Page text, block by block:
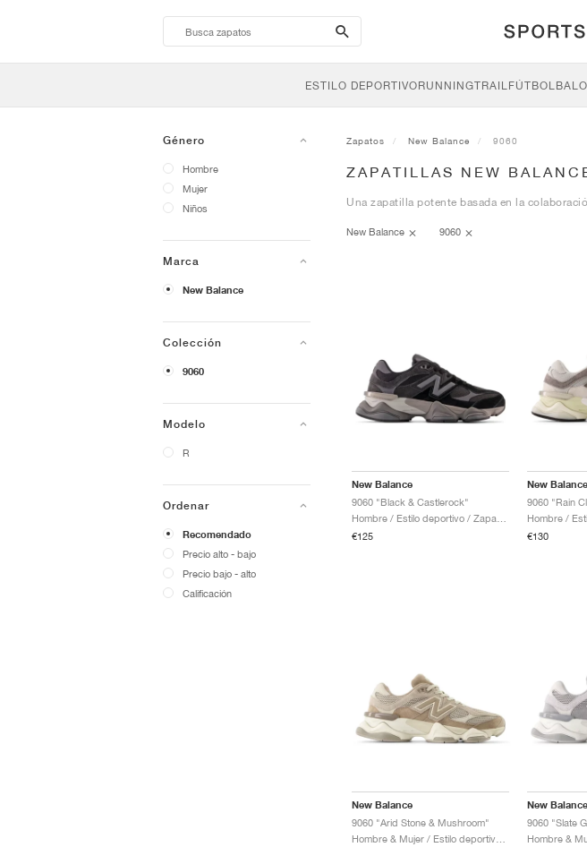
search-
btn
ESTILO DEPORTIVORUNNINGTRAILFÚTBOL
Género
Hombre
Mujer
Niños
Marca
New Balance
Colección
9060
Modelo
R
Ordenar
Recomendado
Precio alto - bajo
Precio bajo - alto
Calificación
Zapatos New Balance 9060
ZAPATILLAS NEW
Una zapatilla potente basada en la
New Balance 9060
New Balance
9060 "Black & Castlerock"
€125
New Balance
9060 "Rain
€130
New Balance
9060 "Arid Stone & Mushroom"
New Balance
9060 "Slate